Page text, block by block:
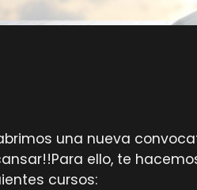
una nueva
ello, te
cursos: